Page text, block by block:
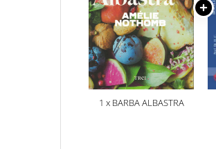
1 x BARBA ALBASTRA